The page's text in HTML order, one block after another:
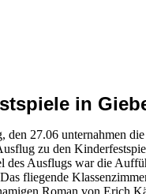
in
den 27.06 unternahmen
zu den
des Ausflugs war die
fliegende
Roman von Erich